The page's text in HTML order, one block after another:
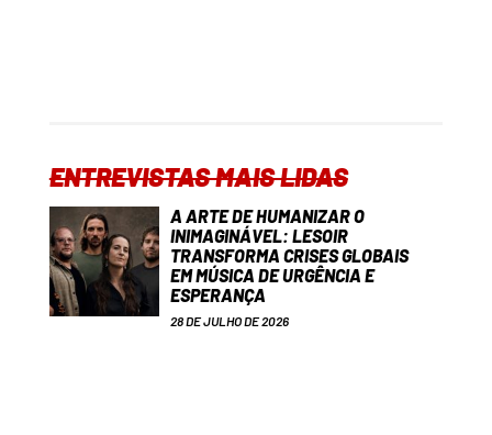
ENTREVISTAS MAIS LIDAS
A ARTE DE HUMANIZAR O
INIMAGINÁVEL: LESOIR
TRANSFORMA CRISES GLOBAIS
EM MÚSICA DE URGÊNCIA E
ESPERANÇA
28 DE JULHO DE 2026